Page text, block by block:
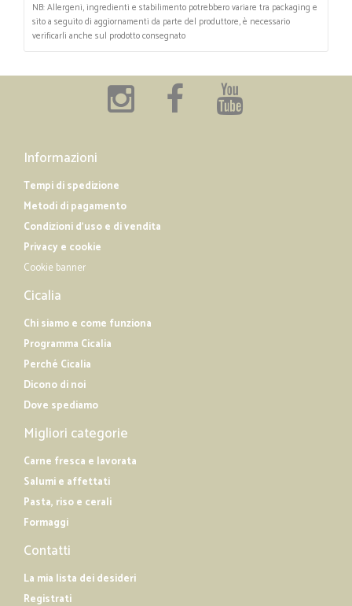
NB: Allergeni, ingredienti e stabilimento potrebbero variare tra packaging e
sito a seguito di aggiornamenti da parte del produttore, è necessario
verificarli anche sul prodotto consegnato
Informazioni
Tempi di spedizione
Metodi di pagamento
Condizioni d'uso e di vendita
Privacy e cookie
Cookie banner
Cicalia
Chi siamo e come funziona
Programma Cicalia
Perché Cicalia
Dicono di noi
Dove spediamo
Migliori categorie
Carne fresca e lavorata
Salumi e affettati
Pasta, riso e cerali
Formaggi
Contatti
La mia lista dei desideri
Registrati